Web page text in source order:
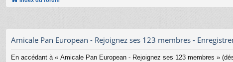
Amicale Pan European - Rejoignez ses 123 membres -
En accédant à « Amicale Pan European - Rejoignez ses 123 membres »